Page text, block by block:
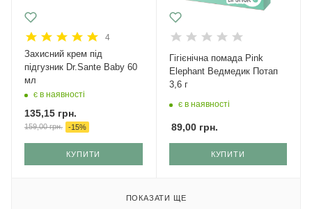
4
Захисний крем під
підгузник Dr.Sante Baby 60
мл
є в наявності
135,15 грн.
159,00грн. -15%
КУПИТИ
Гігієнічна помада Pink
Elephant Ведмедик Потап
3,6 г
є в наявності
89,00грн.
КУПИТИ
ПОКАЗАТИ ЩЕ